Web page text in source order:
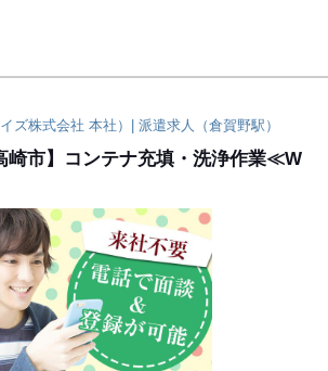
ズ株式会社 本社）| 派遣求人（倉賀野駅）
崎市】コンテナ充填・洗浄作業≪W